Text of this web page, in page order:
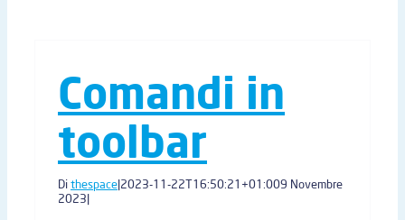
Comandi in
toolbar
Dithespace|2023-11-22T16:50:21+01:009 Novembre
2023|